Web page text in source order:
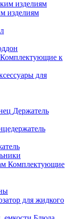
изделиям
Комплектующие к
для
Держатель
Комплектующие
для жидкого